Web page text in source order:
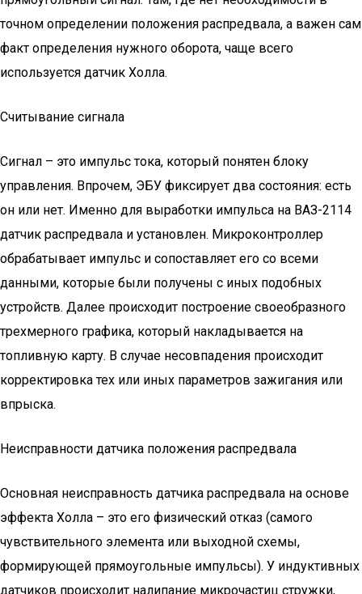
точном определении положения распредвала, а важен сам
факт определения нужного оборота, чаще всего
используется датчик Холла.
Считывание сигнала
Сигнал – это импульс тока, который понятен блоку
управления. Впрочем, ЭБУ фиксирует два состояния: есть
он или нет. Именно для выработки импульса на ВАЗ-2114
датчик распредвала и установлен. Микроконтроллер
обрабатывает импульс и сопоставляет его со всеми
данными, которые были получены с иных подобных
устройств. Далее происходит построение своеобразного
трехмерного графика, который накладывается на
топливную карту. В случае несовпадения происходит
корректировка тех или иных параметров зажигания или
впрыска.
Неисправности датчика положения распредвала
Основная неисправность датчика распредвала на основе
эффекта Холла – это его физический отказ (самого
чувствительного элемента или выходной схемы,
формирующей прямоугольные импульсы). У индуктивных
датчиков происходит налипание микрочастиц стружки,